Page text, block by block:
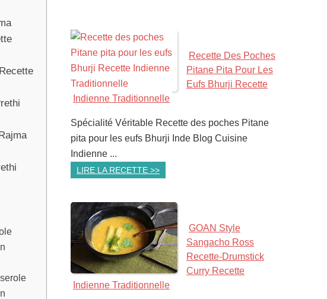
Recette Des Poches
Pitane Pita Pour Les
Eufs Bhurji Recette
Indienne Traditionnelle
Spécialité Véritable Recette des poches Pitane
pita pour les eufs Bhurji Inde Blog Cuisine
Indienne ...
LIRE LA RECETTE >>
GOAN Style
Sangacho Ross
Recette-Drumstick
Curry Recette
Indienne Traditionnelle